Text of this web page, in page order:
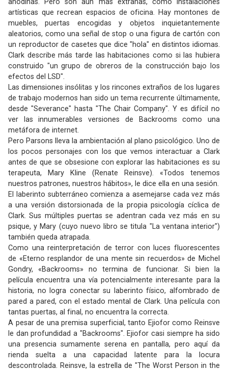
anodinas. Pero son aún más extrañas, como instalaciones
artísticas que recrean espacios de oficina. Hay montones de
muebles, puertas encogidas y objetos inquietantemente
aleatorios, como una señal de stop o una figura de cartón con
un reproductor de casetes que dice "hola" en distintos idiomas.
Clark describe más tarde las habitaciones como si las hubiera
construido "un grupo de obreros de la construcción bajo los
efectos del LSD".
Las dimensiones insólitas y los rincones extraños de los lugares
de trabajo modernos han sido un tema recurrente últimamente,
desde "Severance" hasta "The Chair Company". Y es difícil no
ver las innumerables versiones de Backrooms como una
metáfora de internet.
Pero Parsons lleva la ambientación al plano psicológico. Uno de
los pocos personajes con los que vemos interactuar a Clark
antes de que se obsesione con explorar las habitaciones es su
terapeuta, Mary Kline (Renate Reinsve). «Todos tenemos
nuestros patrones, nuestros hábitos», le dice ella en una sesión.
El laberinto subterráneo comienza a asemejarse cada vez más
a una versión distorsionada de la propia psicología cíclica de
Clark. Sus múltiples puertas se adentran cada vez más en su
psique, y Mary (cuyo nuevo libro se titula "La ventana interior")
también queda atrapada.
Como una reinterpretación de terror con luces fluorescentes
de «Eterno resplandor de una mente sin recuerdos» de Michel
Gondry, «Backrooms» no termina de funcionar. Si bien la
película encuentra una vía potencialmente interesante para la
historia, no logra conectar su laberinto físico, alfombrado de
pared a pared, con el estado mental de Clark. Una película con
tantas puertas, al final, no encuentra la correcta.
A pesar de una premisa superficial, tanto Ejiofor como Reinsve
le dan profundidad a "Backrooms". Ejiofor casi siempre ha sido
una presencia sumamente serena en pantalla, pero aquí da
rienda suelta a una capacidad latente para la locura
descontrolada. Reinsve, la estrella de "The Worst Person in the